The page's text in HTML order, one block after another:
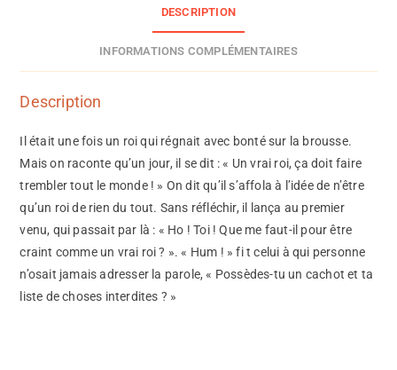
DESCRIPTION
INFORMATIONS COMPLÉMENTAIRES
Description
Il était une fois un roi qui régnait avec bonté sur la brousse.
Mais on raconte qu’un jour, il se dit : « Un vrai roi, ça doit faire
trembler tout le monde ! » On dit qu’il s’affola à l’idée de n’être
qu’un roi de rien du tout. Sans réfléchir, il lança au premier
venu, qui passait par là : « Ho ! Toi ! Que me faut-il pour être
craint comme un vrai roi ? ». « Hum ! » fi t celui à qui personne
n’osait jamais adresser la parole, « Possèdes-tu un cachot et ta
liste de choses interdites ? »